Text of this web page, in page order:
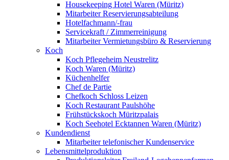
Housekeeping Hotel Waren (Müritz)
Mitarbeiter Reservierungsabteilung
Hotelfachmann/-frau
Servicekraft / Zimmerreinigung
Mitarbeiter Vermietungsbüro & Reservierung
Koch
Koch Pflegeheim Neustrelitz
Koch Waren (Müritz)
Küchenhelfer
Chef de Partie
Chefkoch Schloss Leizen
Koch Restaurant Paulshöhe
Frühstückskoch Müritzpalais
Koch Seehotel Ecktannen Waren (Müritz)
Kundendienst
Mitarbeiter telefonischer Kundenservice
Lebensmittelproduktion